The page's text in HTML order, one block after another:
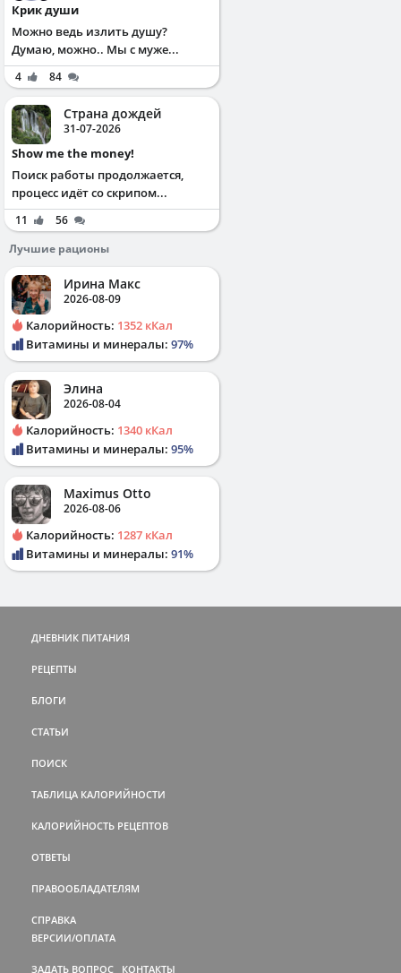
Крик души
Можно ведь излить душу?
Думаю, можно.. Мы с муже...
4 84
Страна дождей
31-07-2026
Show me the money!
Поиск работы продолжается,
процесс идёт со скрипом...
11
56
Лучшие рационы
Ирина Макс
2026-08-09
Калорийность: 1352 кКал
Витамины и минералы: 97%
Элина
2026-08-04
Калорийность: 1340 кКал
Витамины и минералы: 95%
Maximus Otto
2026-08-06
Калорийность: 1287 кКал
Витамины и минералы: 91%
ДНЕВНИК ПИТАНИЯ
РЕЦЕПТЫ
БЛОГИ
СТАТЬИ
ПОИСК
ТАБЛИЦА КАЛОРИЙНОСТИ
КАЛОРИЙНОСТЬ РЕЦЕПТОВ
ОТВЕТЫ
ПРАВООБЛАДАТЕЛЯМ
СПРАВКА
ВЕРСИИ/ОПЛАТА
ЗАДАТЬ ВОПРОС КОНТАКТЫ